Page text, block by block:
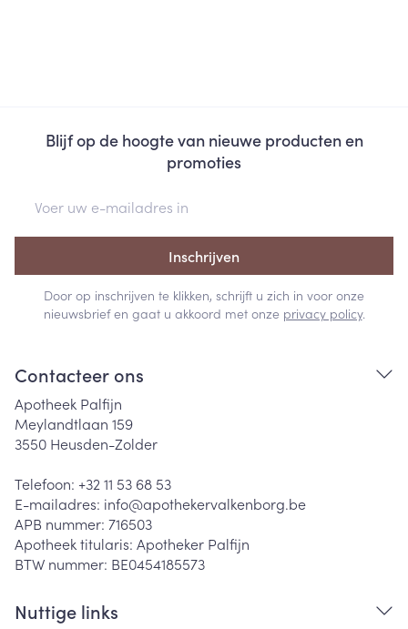
Blijf op de hoogte van nieuwe producten en
promoties
Inschrijven
Door op inschrijven te klikken, schrijft u zich in voor onze
nieuwsbrief en gaat u akkoord met onze privacy policy.
Contacteer ons
Apotheek Palfijn
Meylandtlaan 159
3550 Heusden-Zolder
Telefoon: +32 11 53 68 53
E-mailadres: info@apothekervalkenborg.be
APB nummer: 716503
Apotheek titularis: Apotheker Palfijn
BTW nummer: BE0454185573
Nuttige links